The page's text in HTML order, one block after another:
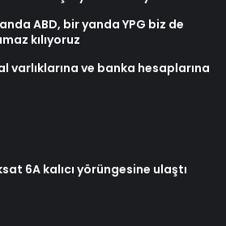
ABD, bir yanda YPG biz de
kılıyoruz
varlıklarına ve banka hesaplarına
6A kalıcı yörüngesine ulaştı